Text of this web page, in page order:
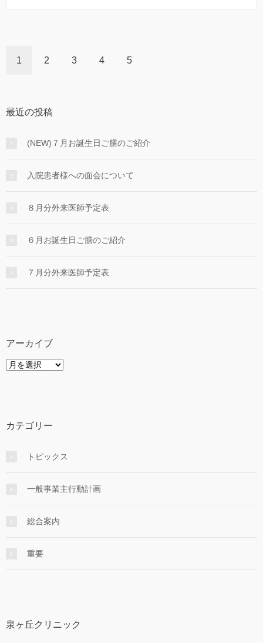
1 2 3 4 5
最近の投稿
(NEW)７月お誕生日ご膳のご紹介
入院患者様への面会について
８月分外来医師予定表
６月お誕生日ご膳のご紹介
７月分外来医師予定表
アーカイブ
ア
カテゴリー
トピックス
一般事業主行動計画
総合案内
重要
泉ヶ丘クリニック